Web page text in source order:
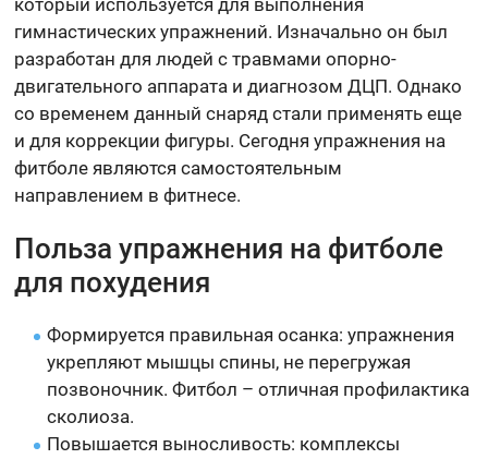
который используется для выполнения
гимнастических упражнений. Изначально он был
разработан для людей с травмами опорно-
двигательного аппарата и диагнозом ДЦП. Однако
со временем данный снаряд стали применять еще
и для коррекции фигуры. Сегодня упражнения на
фитболе являются самостоятельным
направлением в фитнесе.
Польза упражнения на фитболе
для похудения
Формируется правильная осанка: упражнения
укрепляют мышцы спины, не перегружая
позвоночник. Фитбол – отличная профилактика
сколиоза.
Повышается выносливость: комплексы